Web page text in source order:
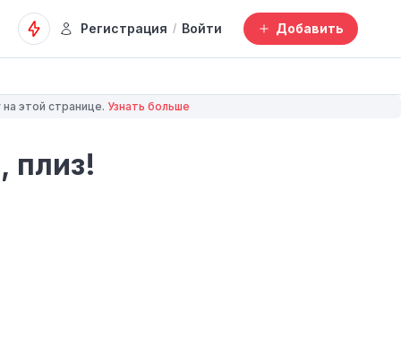
Регистрация / Войти Добавить
этой странице. Узнать больше
плиз!